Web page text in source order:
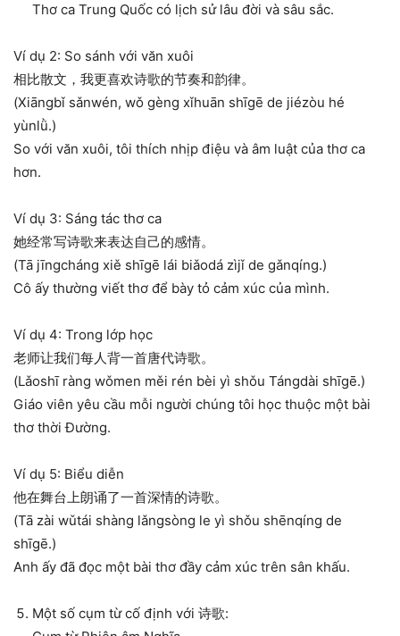
Thơ ca Trung Quốc có lịch sử lâu đời và sâu sắc.
Ví dụ 2: So sánh với văn xuôi
相比散文，我更喜欢诗歌的节奏和韵律。
(Xiāngbǐ sǎnwén, wǒ gèng xǐhuān shīgē de jiézòu hé
yùnlǜ.)
So với văn xuôi, tôi thích nhịp điệu và âm luật của thơ ca
hơn.
Ví dụ 3: Sáng tác thơ ca
她经常写诗歌来表达自己的感情。
(Tā jīngcháng xiě shīgē lái biǎodá zìjǐ de gǎnqíng.)
Cô ấy thường viết thơ để bày tỏ cảm xúc của mình.
Ví dụ 4: Trong lớp học
老师让我们每人背一首唐代诗歌。
(Lǎoshī ràng wǒmen měi rén bèi yì shǒu Tángdài shīgē.)
Giáo viên yêu cầu mỗi người chúng tôi học thuộc một bài
thơ thời Đường.
Ví dụ 5: Biểu diễn
他在舞台上朗诵了一首深情的诗歌。
(Tā zài wǔtái shàng lǎngsòng le yì shǒu shēnqíng de
shīgē.)
Anh ấy đã đọc một bài thơ đầy cảm xúc trên sân khấu.
Một số cụm từ cố định với 诗歌: